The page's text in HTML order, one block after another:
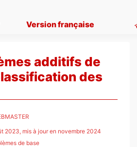
Version française
additifs de
des
2023, mis à jour en novembre 2024
de base